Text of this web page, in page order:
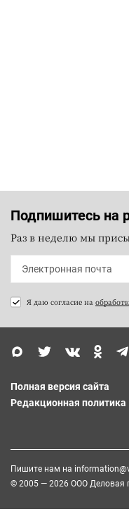
Подпишитесь на
Раз в неделю мы
Я даю согласие на
Полная версия сайта
Редакционная политика
Пишите нам на
© 2005 — 2026 ООО Деловая